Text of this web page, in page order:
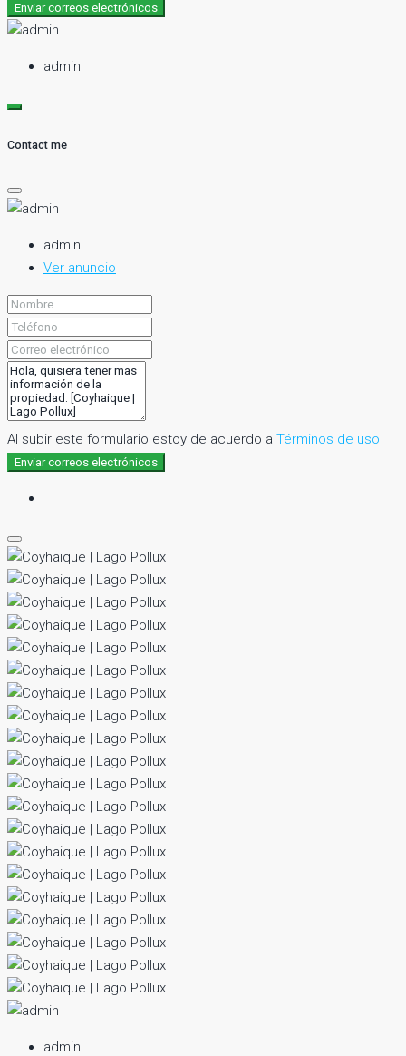
Enviar correos electrónicos
admin
Contact me
admin
Ver anuncio
Al subir este formulario estoy de acuerdo a Términos de uso
Enviar correos electrónicos
admin